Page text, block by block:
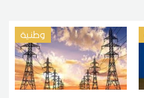
وطنية